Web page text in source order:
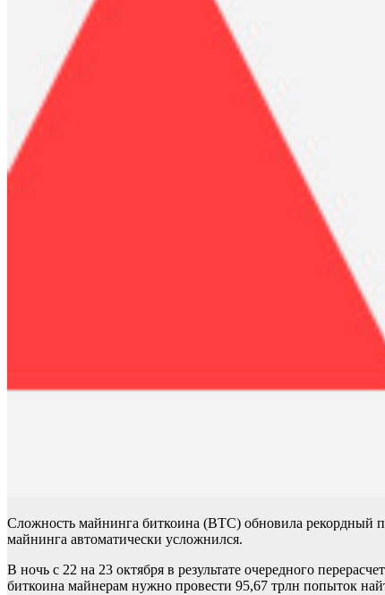
Сложность майнинга биткоина (BTC) обновила рекордный
майнинга автоматически усложнился.
В ночь с 22 на 23 октября в результате очередного
биткоина майнерам нужно провести 95,67 трлн попыток